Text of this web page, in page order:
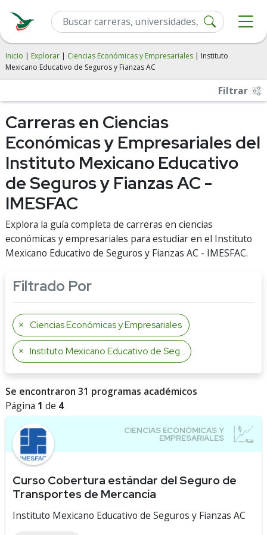
Inicio | Explorar | Ciencias Económicas y Empresariales | Instituto
Mexicano Educativo de Seguros y Fianzas AC
Filtrar
Carreras en Ciencias
Económicas y Empresariales del
Instituto Mexicano Educativo
de Seguros y Fianzas AC -
IMESFAC
Explora la guía completa de carreras en ciencias
económicas y empresariales para estudiar en el Instituto
Mexicano Educativo de Seguros y Fianzas AC - IMESFAC.
Filtrado Por
Ciencias Económicas y Empresariales
Instituto Mexicano Educativo de Seguros y Fianzas AC
Se encontraron 31 programas académicos
Página 1 de 4
Curso Cobertura estándar del Seguro de
Transportes de Mercancía
Instituto Mexicano Educativo de Seguros y Fianzas AC